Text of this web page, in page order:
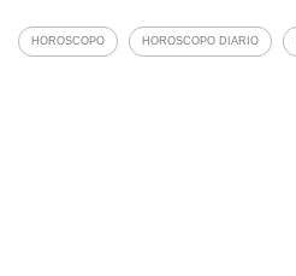
HOROSCOPO HOROSCOPO DIARIO